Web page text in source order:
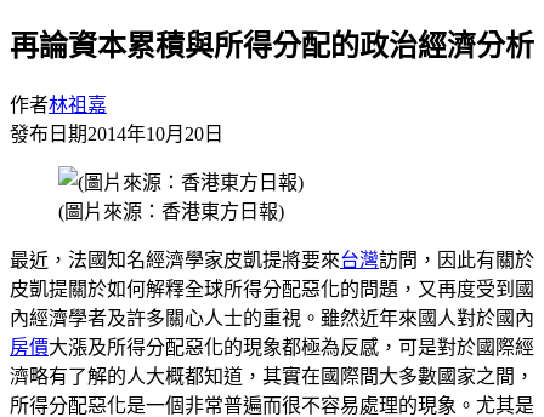
再論資本累積與所得分配的政治經濟分析
作者林祖嘉
發布日期2014年10月20日
(圖片來源：香港東方日報)
最近，法國知名經濟學家皮凱提將要來台灣訪問，因此有關於
皮凱提關於如何解釋全球所得分配惡化的問題，又再度受到國
內經濟學者及許多關心人士的重視。雖然近年來國人對於國內
房價大漲及所得分配惡化的現象都極為反感，可是對於國際經
濟略有了解的人大概都知道，其實在國際間大多數國家之間，
所得分配惡化是一個非常普遍而很不容易處理的現象。尤其是